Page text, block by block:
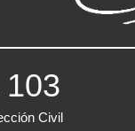
Civil